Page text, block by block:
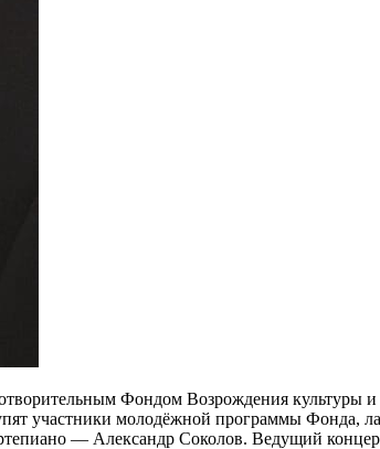
Фондом Возрождения культуры
участники молодёжной программы Фонда,
— Александр Соколов. Ведущий